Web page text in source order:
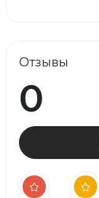
Отзывы
0